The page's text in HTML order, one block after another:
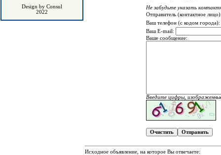
Design by Consul
2022
Не забудьте указать
Отправитель (контактное
Ваш телефон (с кодом города):
Ваш E-mail:
Ваше сообщение:
Введите цифры,
Исходное объявление, на которое Вы отвечаете: